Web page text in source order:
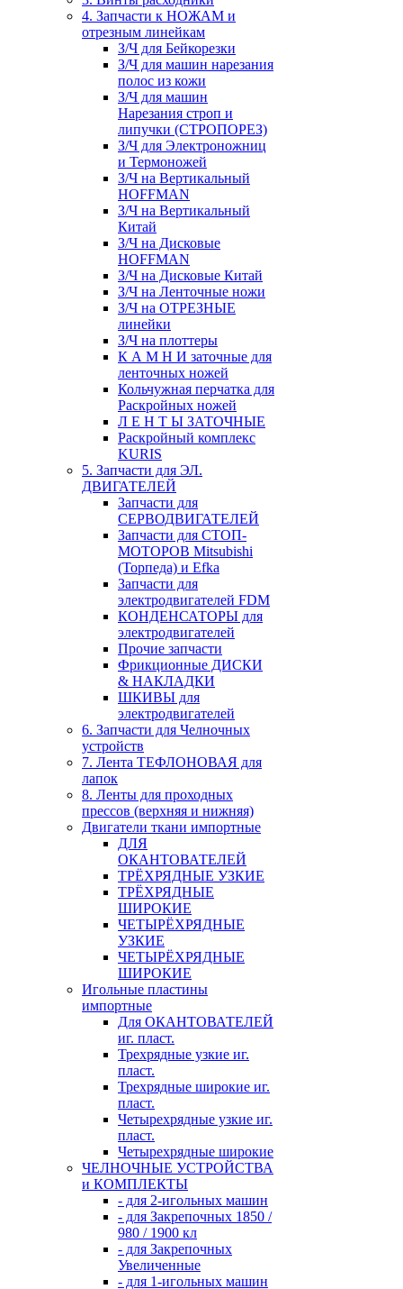
4. Запчасти к НОЖАМ и
отрезным линейкам
З/Ч для Бейкорезки
З/Ч для машин нарезания
полос из кожи
З/Ч для машин
Нарезания строп и
липучки (СТРОПОРЕЗ)
З/Ч для Электроножниц
и Термоножей
З/Ч на Вертикальный
HOFFMAN
З/Ч на Вертикальный
Китай
З/Ч на Дисковые
HOFFMAN
З/Ч на Дисковые Китай
З/Ч на Ленточные ножи
З/Ч на ОТРЕЗНЫЕ
линейки
З/Ч на плоттеры
К А М Н И заточные для
ленточных ножей
Кольчужная перчатка для
Раскройных ножей
Л Е Н Т Ы ЗАТОЧНЫЕ
Раскройный комплекс
KURIS
5. Запчасти для ЭЛ.
ДВИГАТЕЛЕЙ
Запчасти для
СЕРВОДВИГАТЕЛЕЙ
Запчасти для СТОП-
МОТОРОВ Mitsubishi
(Торпеда) и Efka
Запчасти для
электродвигателей FDM
КОНДЕНСАТОРЫ для
электродвигателей
Прочие запчасти
Фрикционные ДИСКИ
& НАКЛАДКИ
ШКИВЫ для
электродвигателей
6. Запчасти для Челночных
устройств
7. Лента ТЕФЛОНОВАЯ для
лапок
8. Ленты для проходных
прессов (верхняя и нижняя)
Двигатели ткани импортные
ДЛЯ
ОКАНТОВАТЕЛЕЙ
ТРЁХРЯДНЫЕ УЗКИЕ
ТРЁХРЯДНЫЕ
ШИРОКИЕ
ЧЕТЫРЁХРЯДНЫЕ
УЗКИЕ
ЧЕТЫРЁХРЯДНЫЕ
ШИРОКИЕ
Игольные пластины
импортные
Для ОКАНТОВАТЕЛЕЙ
иг. пласт.
Трехрядные узкие иг.
пласт.
Трехрядные широкие иг.
пласт.
Четырехрядные узкие иг.
пласт.
Четырехрядные широкие
ЧЕЛНОЧНЫЕ УСТРОЙСТВА
и КОМПЛЕКТЫ
- для 2-игольных машин
- для Закрепочных 1850 /
980 / 1900 кл
- для Закрепочных
Увеличенные
- для 1-игольных машин